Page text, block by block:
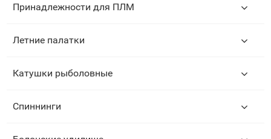
Принадлежности для ПЛМ
Летние палатки
Катушки рыболовные
Спиннинги